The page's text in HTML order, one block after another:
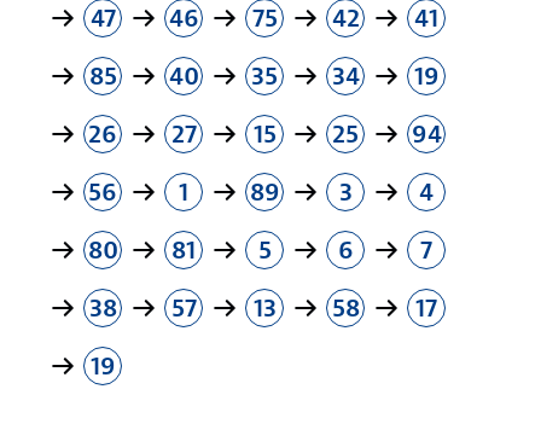
47
46 75 42
41
85
40 35 34
19
26
27 15 25
94
56
1 89 3
4
80
81 5 6
7
38
57 13 58
17
19